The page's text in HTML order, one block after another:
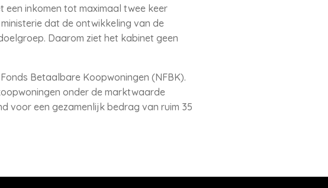
inkomen tot maximaal twee keer
dat de ontwikkeling van de
Daarom ziet het kabinet geen
Betaalbare Koopwoningen (NFBK).
onder de marktwaarde
voor een gezamenlijk bedrag van ruim 35